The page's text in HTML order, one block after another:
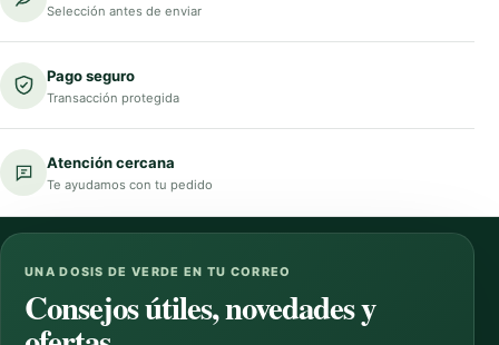
Selección antes de enviar
Pago seguro
Transacción protegida
Atención cercana
Te ayudamos con tu pedido
UNA DOSIS DE VERDE EN TU CORREO
Consejos útiles, novedades y